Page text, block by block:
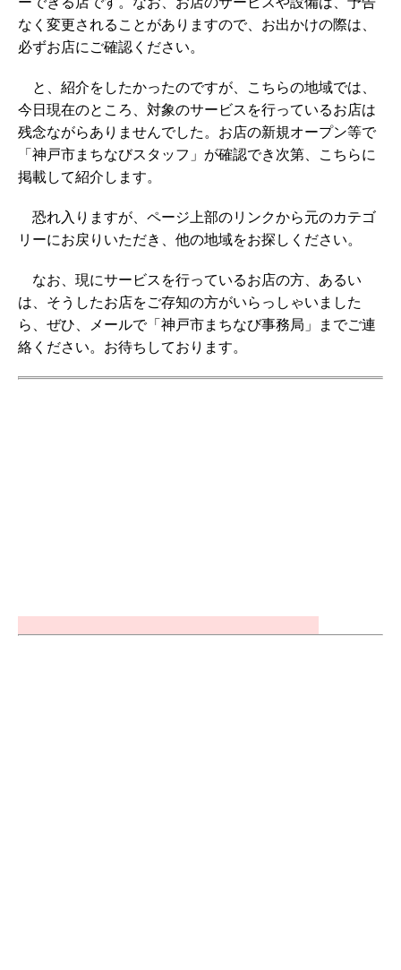
なく変更されることがありますので、お出かけの際は、
必ずお店にご確認ください。
と、紹介をしたかったのですが、こちらの地域では、
今日現在のところ、対象のサービスを行っているお店は
残念ながらありませんでした。お店の新規オープン等で
「神戸市まちなびスタッフ」が確認でき次第、こちらに
掲載して紹介します。
恐れ入りますが、ページ上部のリンクから元のカテゴ
リーにお戻りいただき、他の地域をお探しください。
なお、現にサービスを行っているお店の方、あるい
は、そうしたお店をご存知の方がいらっしゃいました
ら、ぜひ、メールで「神戸市まちなび事務局」までご連
絡ください。お待ちしております。